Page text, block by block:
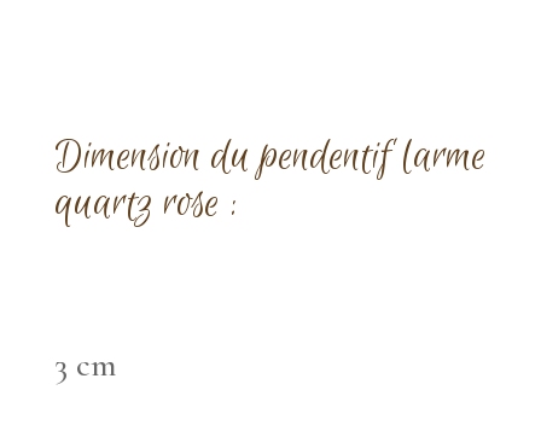
Dimension du pendentif larme
quartz rose :
3 cm